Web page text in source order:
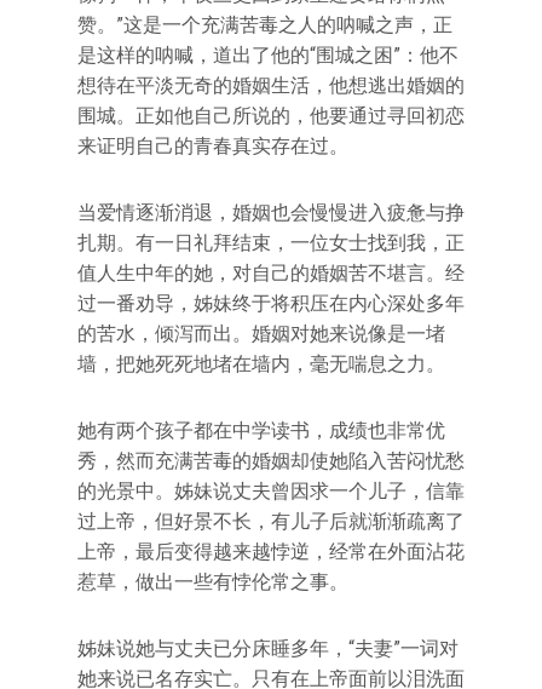
赞。”这是一个充满苦毒之人的呐喊之声，正
是这样的呐喊，道出了他的“围城之困”：他不
想待在平淡无奇的婚姻生活，他想逃出婚姻的
围城。正如他自己所说的，他要通过寻回初恋
来证明自己的青春真实存在过。
当爱情逐渐消退，婚姻也会慢慢进入疲惫与挣
扎期。有一日礼拜结束，一位女士找到我，正
值人生中年的她，对自己的婚姻苦不堪言。经
过一番劝导，姊妹终于将积压在内心深处多年
的苦水，倾泻而出。婚姻对她来说像是一堵
墙，把她死死地堵在墙内，毫无喘息之力。
她有两个孩子都在中学读书，成绩也非常优
秀，然而充满苦毒的婚姻却使她陷入苦闷忧愁
的光景中。姊妹说丈夫曾因求一个儿子，信靠
过上帝，但好景不长，有儿子后就渐渐疏离了
上帝，最后变得越来越悖逆，经常在外面沾花
惹草，做出一些有悖伦常之事。
姊妹说她与丈夫已分床睡多年，“夫妻”一词对
她来说已名存实亡。只有在上帝面前以泪洗面